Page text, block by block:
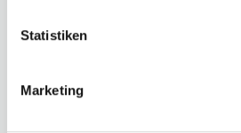
Statistiken
Marketing
Mitglied werden Sie ganz einfach